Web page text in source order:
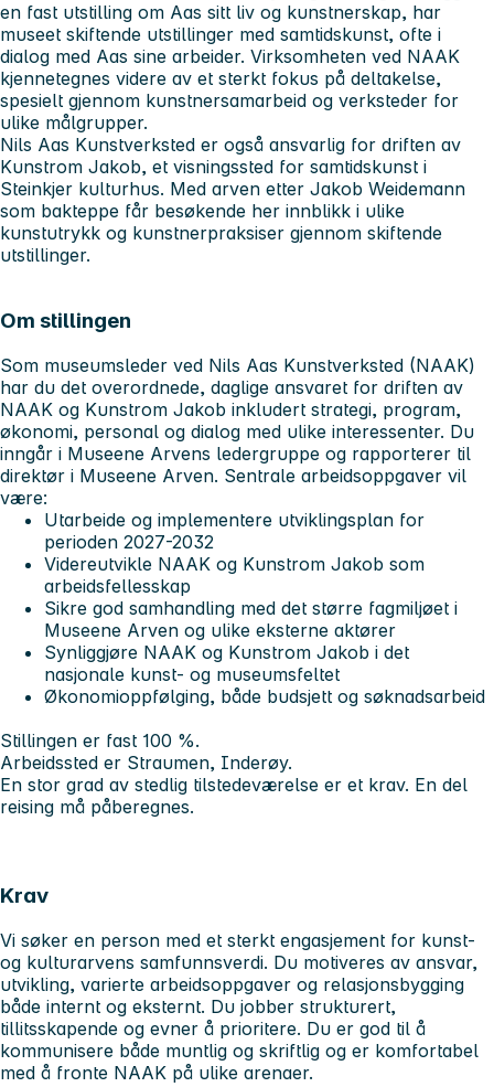
en fast utstilling om Aas sitt liv og kunstnerskap, har
museet skiftende utstillinger med samtidskunst, ofte i
dialog med Aas sine arbeider. Virksomheten ved NAAK
kjennetegnes videre av et sterkt fokus på deltakelse,
spesielt gjennom kunstnersamarbeid og verksteder for
ulike målgrupper.
Nils Aas Kunstverksted er også ansvarlig for driften av
Kunstrom Jakob, et visningssted for samtidskunst i
Steinkjer kulturhus. Med arven etter Jakob Weidemann
som bakteppe får besøkende her innblikk i ulike
kunstutrykk og kunstnerpraksiser gjennom skiftende
utstillinger.
Om stillingen
Som museumsleder ved Nils Aas Kunstverksted (NAAK)
har du det overordnede, daglige ansvaret for driften av
NAAK og Kunstrom Jakob inkludert strategi, program,
økonomi, personal og dialog med ulike interessenter. Du
inngår i Museene Arvens ledergruppe og rapporterer til
direktør i Museene Arven. Sentrale arbeidsoppgaver vil
være:
Utarbeide og implementere utviklingsplan for
perioden 2027-2032
Videreutvikle NAAK og Kunstrom Jakob som
arbeidsfellesskap
Sikre god samhandling med det større fagmiljøet i
Museene Arven og ulike eksterne aktører
Synliggjøre NAAK og Kunstrom Jakob i det
nasjonale kunst- og museumsfeltet
Økonomioppfølging, både budsjett og søknadsarbeid
Stillingen er fast 100 %.
Arbeidssted er Straumen, Inderøy.
En stor grad av stedlig tilstedeværelse er et krav. En del
reising må påberegnes.
Krav
Vi søker en person med et sterkt engasjement for kunst-
og kulturarvens samfunnsverdi. Du motiveres av ansvar,
utvikling, varierte arbeidsoppgaver og relasjonsbygging
både internt og eksternt. Du jobber strukturert,
tillitsskapende og evner å prioritere. Du er god til å
kommunisere både muntlig og skriftlig og er komfortabel
med å fronte NAAK på ulike arenaer.